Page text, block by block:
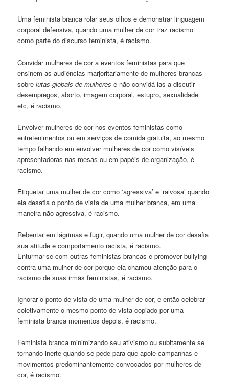
Uma feminista branca rolar seus olhos e demonstrar linguagem
corporal defensiva, quando uma mulher de cor traz racismo
como parte do discurso feminista, é racismo.
Convidar mulheres de cor a eventos feministas para que
ensinem as audiências marjoritariamente de mulheres brancas
sobrelutas globais de mulheres e não convidá-las a discutir
desempregos, aborto, imagem corporal, estupro, sexualidade
etc, é racismo.
Envolver mulheres de cor nos eventos feministas como
entretenimentos ou em serviços de comida gratuita, ao mesmo
tempo falhando em envolver mulheres de cor como visíveis
apresentadoras nas mesas ou em papéis de organização, é
racismo.
Etiquetar uma mulher de cor como ‘agressiva’ e ‘raivosa’ quando
ela desafia o ponto de vista de uma mulher branca, em uma
maneira não agressiva, é racismo.
Rebentar em lágrimas e fugir, quando uma mulher de cor desafia
sua atitude e comportamento racista, é racismo.
Enturmar-se com outras feministas brancas e promover bullying
contra uma mulher de cor porque ela chamou atenção para o
racismo de suas irmãs feministas, é racismo.
Ignorar o ponto de vista de uma mulher de cor, e então celebrar
coletivamente o mesmo ponto de vista copiado por uma
feminista branca momentos depois, é racismo.
Feminista branca minimizando seu ativismo ou subitamente se
tornando inerte quando se pede para que apoie campanhas e
movimentos predominantemente convocados por mulheres de
cor, é racismo.